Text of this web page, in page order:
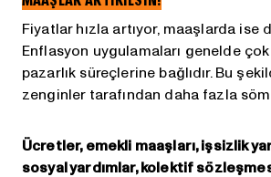
Fiyatlar hızla artıyor, maaşlarda ise
Enflasyon uygulamaları genelde
pazarlık süreçlerine bağlıdır. Bu
zenginler tarafından daha fazla
Ücretler, emekli maaşları, işsizlik
sosyal yardımlar, kolektif